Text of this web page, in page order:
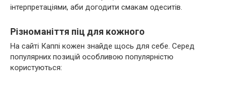
інтерпретаціями, аби догодити смакам одеситів.
Різноманіття піц для кожного
На сайті Каппі кожен знайде щось для себе. Серед
популярних позицій особливою популярністю
користуються: